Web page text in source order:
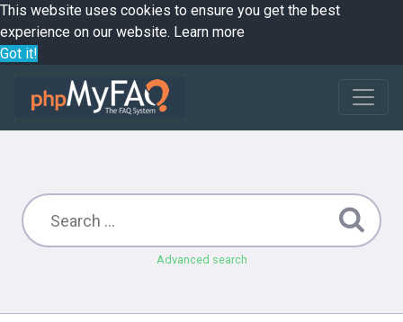
This website uses cookies to ensure you get the best
experience on our website. Learn more
Got it!
Advanced search